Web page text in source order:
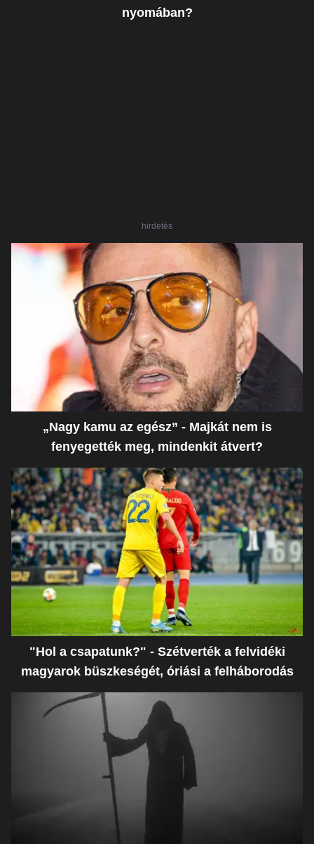
nyomában?
hirdetés
„Nagy kamu az egész” - Majkát nem is
fenyegették meg, mindenkit átvert?
"Hol a csapatunk?" - Szétverték a felvidéki
magyarok büszkeségét, óriási a felháborodás